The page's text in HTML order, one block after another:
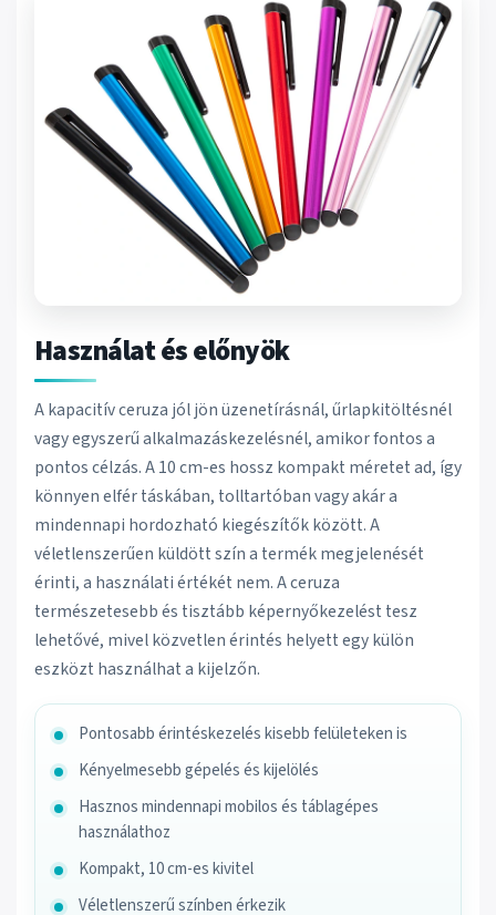
Használat és előnyök
A kapacitív ceruza jól jön üzenetírásnál, űrlapkitöltésnél
vagy egyszerű alkalmazáskezelésnél, amikor fontos a
pontos célzás. A 10 cm-es hossz kompakt méretet ad, így
könnyen elfér táskában, tolltartóban vagy akár a
mindennapi hordozható kiegészítők között. A
véletlenszerűen küldött szín a termék megjelenését
érinti, a használati értékét nem. A ceruza
természetesebb és tisztább képernyőkezelést tesz
lehetővé, mivel közvetlen érintés helyett egy külön
eszközt használhat a kijelzőn.
Pontosabb érintéskezelés kisebb felületeken is
Kényelmesebb gépelés és kijelölés
Hasznos mindennapi mobilos és táblagépes
használathoz
Kompakt, 10 cm-es kivitel
Véletlenszerű színben érkezik